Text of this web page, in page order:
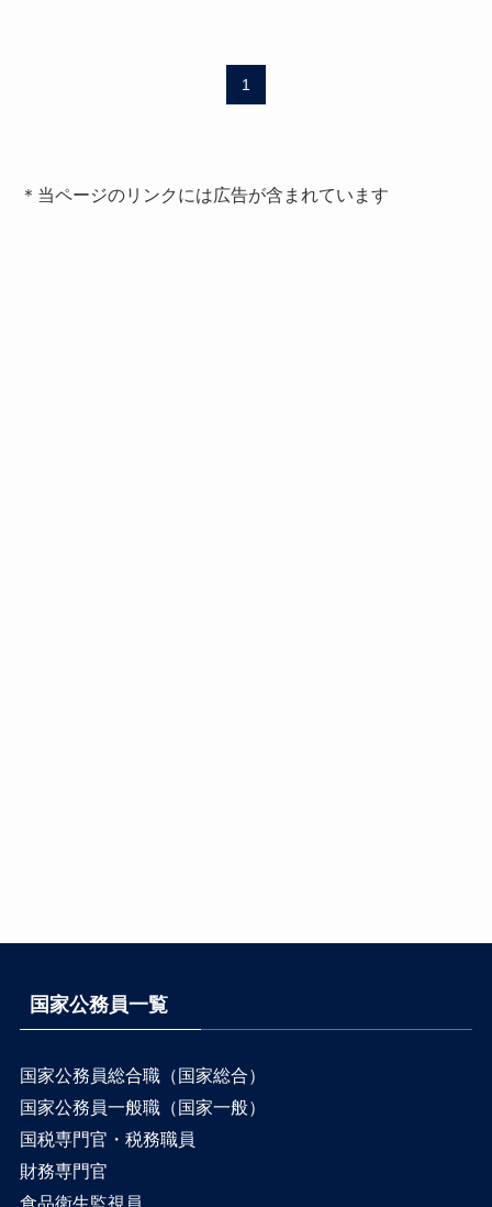
1
＊当ページのリンクには広告が含まれています
国家公務員一覧
国家公務員総合職（国家総合）
国家公務員一般職（国家一般）
国税専門官・税務職員
財務専門官
食品衛生監視員